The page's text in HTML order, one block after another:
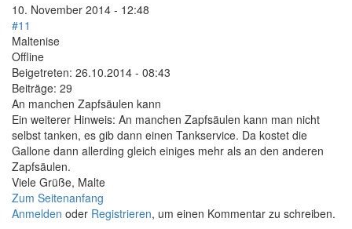
10. November 2014 - 12:48
#11
Maltenise
Offline
Beigetreten: 26.10.2014 - 08:43
Beiträge: 29
An manchen Zapfsäulen kann
Ein weiterer Hinweis: An manchen Zapfsäulen kann man nicht
selbst tanken, es gib dann einen Tankservice. Da kostet die
Gallone dann allerding gleich einiges mehr als an den anderen
Zapfsäulen.
Viele Grüße, Malte
Zum Seitenanfang
Anmelden oder Registrieren, um einen Kommentar zu schreiben.